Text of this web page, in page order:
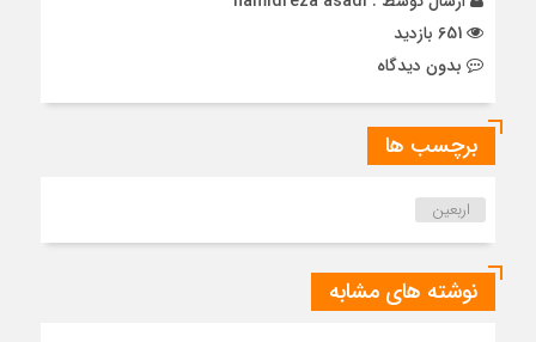
بدون دیدگاه
برچسب ها
اربعین
نوشته های مشابه